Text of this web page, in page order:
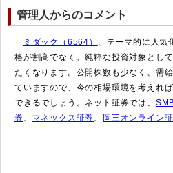
管理人からのコメント
ミダック（6564） 、テーマ的に人気
格が割高でなく、純粋な投資対象とし
たくなります。公開株数も少なく、需
ていますので、今の相場環境を考えれ
できるでしょう。ネット証券では、
券、 マネックス証券、 岡三オンライン